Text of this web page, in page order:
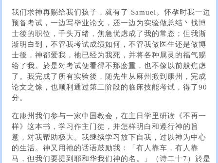
我们求神再赐给我们孩子，就有了 Samuel。怀孕时我一边
预备考试，一边写毕业论文，还一边为实验做总结丶找博
士後的职位，千头万绪，焦急忧虑成了我的常态；但我渐
渐明白到，不管我考试成绩如何，不管我做医生还是做博
士後，神都爱我，祂已经为我死，并将各种属灵的福气赐
给了我。於是对考试便看得不那麽重，也不像以前般焦虑
了。我完成了所有实验後，随先生从麻州搬到康州，完成
论文之馀，也顺利通过第二阶段的临床技能考试，得了90
分。
在康州我们参与一家中国教会，在主日学里研读《不再一
样》这本书，学习作主门徒，并怎样明白和遵行神的旨
意，对我帮助极大。我继续学习放下自我，过以神为中心
的生活。神又用祂的话语鼓励我：「有人靠车，有人靠
马，但我们要提到耶和华我们神的名。」（诗二十7）於是